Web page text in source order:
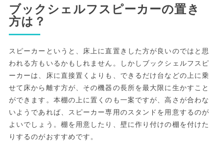
ブックシェルフスピーカーの置き
方は？
スピーカーというと、床上に直置きした方が良いのではと思
われる方もいるかもしれません。しかしブックシェルフスピ
ーカーは、床に直接置くよりも、できるだけ台などの上に乗
せて床から離す方が、その機器の長所を最大限に生かすこと
ができます。本棚の上に置くのも一案ですが、高さが合わな
いようであれば、スピーカー専用のスタンドを用意するのが
よいでしょう。棚を用意したり、壁に作り付けの棚を付けた
りするのがおすすめです。